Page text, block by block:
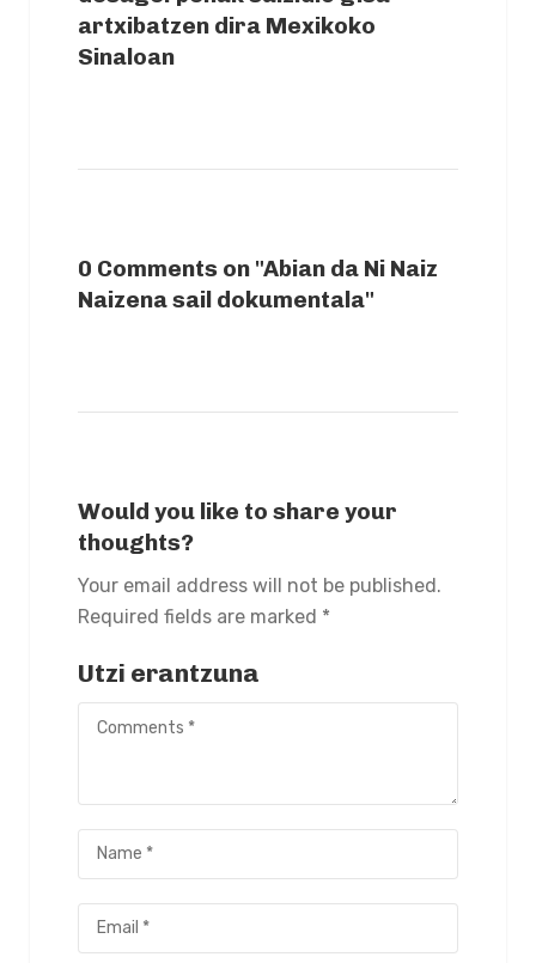
artxibatzen dira Mexikoko
Sinaloan
0 Comments on "Abian da Ni Naiz
Naizena sail dokumentala"
Would you like to share your
thoughts?
Your email address will not be published.
Required fields are marked *
Utzi erantzuna